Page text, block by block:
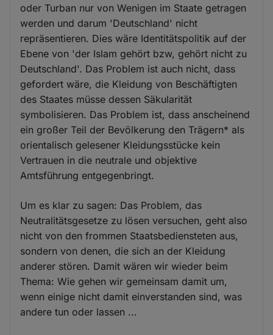
oder Turban nur von Wenigen im Staate getragen
werden und darum 'Deutschland' nicht
repräsentieren. Dies wäre Identitätspolitik auf der
Ebene von 'der Islam gehört bzw, gehört nicht zu
Deutschland'. Das Problem ist auch nicht, dass
gefordert wäre, die Kleidung von Beschäftigten
des Staates müsse dessen Säkularität
symbolisieren. Das Problem ist, dass anscheinend
ein großer Teil der Bevölkerung den Trägern* als
orientalisch gelesener Kleidungsstücke kein
Vertrauen in die neutrale und objektive
Amtsführung entgegenbringt.
Um es klar zu sagen: Das Problem, das
Neutralitätsgesetze zu lösen versuchen, geht also
nicht von den frommen Staatsbediensteten aus,
sondern von denen, die sich an der Kleidung
anderer stören. Damit wären wir wieder beim
Thema: Wie gehen wir gemeinsam damit um,
wenn einige nicht damit einverstanden sind, was
andere tun oder lassen ...